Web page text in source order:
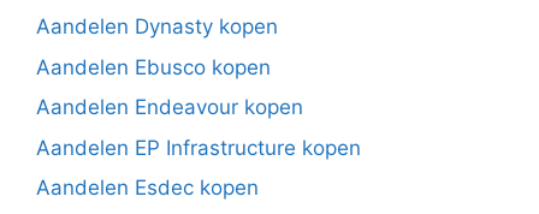
Aandelen Dynasty kopen
Aandelen Ebusco kopen
Aandelen Endeavour kopen
Aandelen EP Infrastructure kopen
Aandelen Esdec kopen